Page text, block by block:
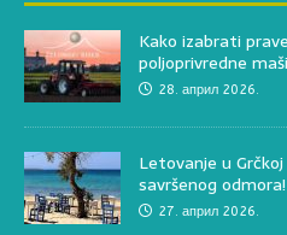
Kako izabrati
poljoprivredne
28. април 2026.
Letovanje u
savršenog odmora!
27. април 2026.